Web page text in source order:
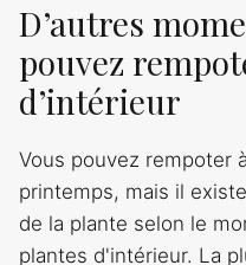
D’autres
pouvez
d’intérieur
Vous pouvez rempoter
printemps, mais il
de la plante selon le
plantes d'intérieur. La